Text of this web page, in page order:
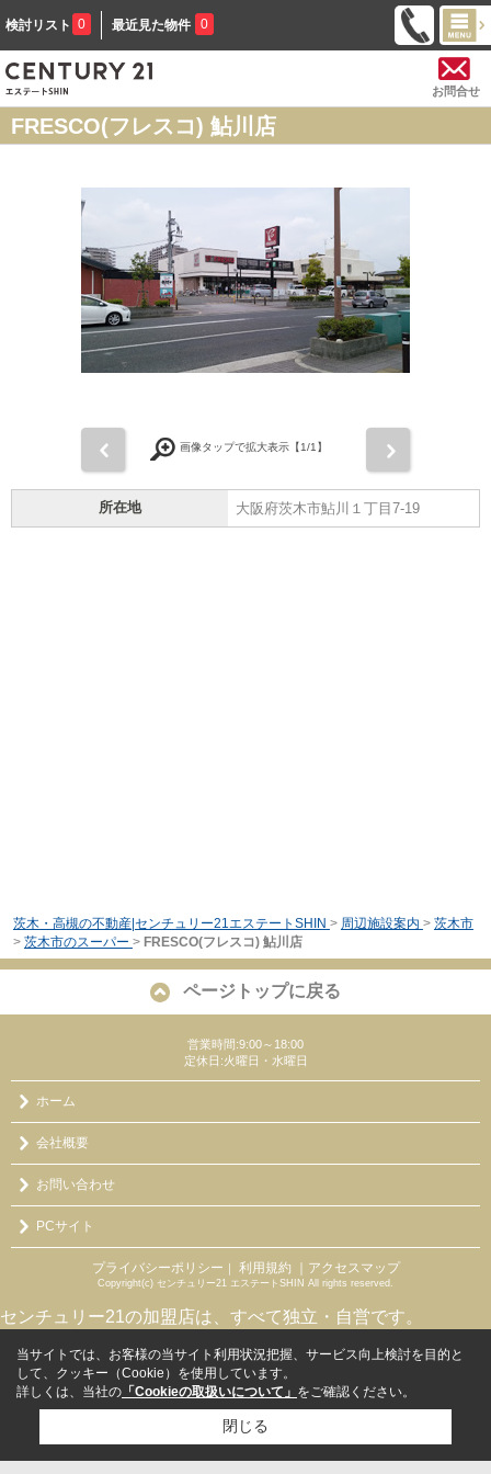
検討リスト 0 最近見た物件 0
お問合せ
FRESCO(フレスコ) 鮎川店
画像タップで拡大表示【1/1】
所在地 大阪府茨木市鮎川１丁目7-19
茨木・高槻の不動産|センチュリー21エステートSHIN > 周辺施設案内 > 茨木市
> 茨木市のスーパー > FRESCO(フレスコ) 鮎川店
ページトップに戻る
営業時間:9:00～18:00
定休日:火曜日・水曜日
ホーム
会社概要
お問い合わせ
PCサイト
プライバシーポリシー ｜ 利用規約 ｜アクセスマップ
Copyright(c) センチュリー21 エステートSHIN All rights reserved.
センチュリー21の加盟店は、すべて独立・自営です。
当サイトでは、お客様の当サイト利用状況把握、サービス向上検討を目的と
して、クッキー（Cookie）を使用しています。
詳しくは、当社の 「Cookieの取扱いについて」 をご確認ください。
閉じる